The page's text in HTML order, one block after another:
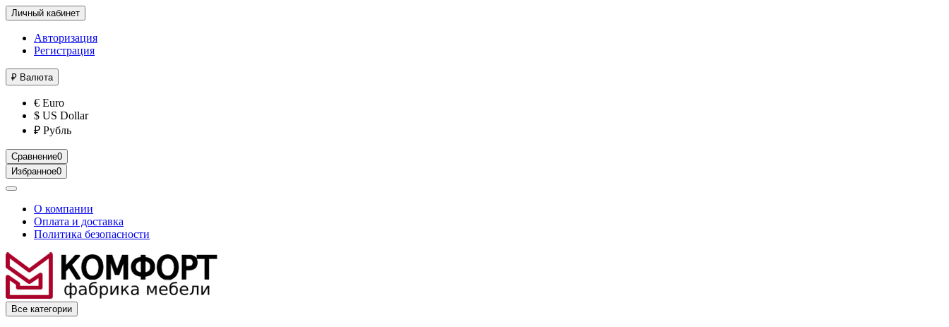
Личный кабинет
Авторизация
Регистрация
₽ Валюта
€ Euro
$ US Dollar
₽ Рубль
Сравнение0
Избранное0
О компании
Оплата и доставка
Политика безопасности
Все категории